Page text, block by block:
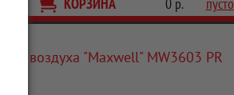
воздуха "Maxwell" MW3603 PR